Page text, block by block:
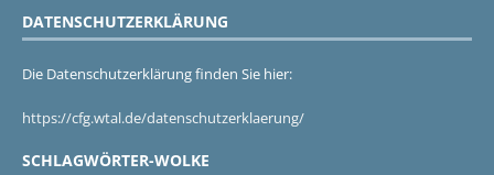
DATENSCHUTZERKLÄRUNG
Die Datenschutzerklärung finden Sie hier:
https://cfg.wtal.de/datenschutzerklaerung/
SCHLAGWÖRTER-WOLKE